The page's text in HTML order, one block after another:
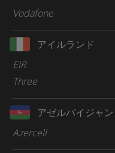
Vodafone
アイルランド
EIR
Three
アゼルバイジャン
Azercell